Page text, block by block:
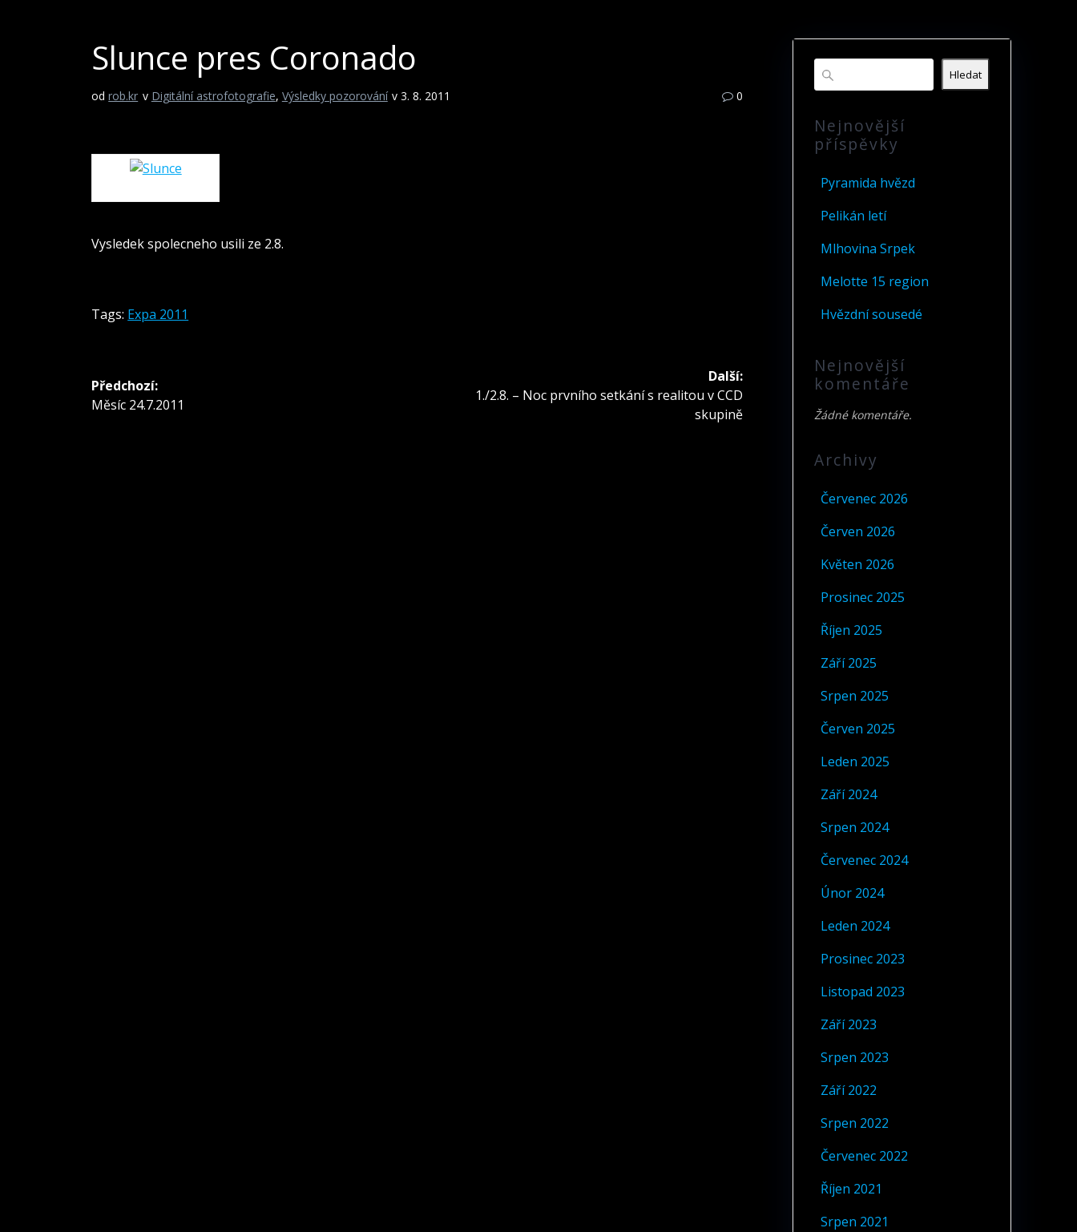
Slunce pres Coronado
odrob.kr v Digitální astrofotografie, Výsledky pozorování v 3. 8. 2011 0
Vysledek spolecneho usili ze 2.8.
Tags: Expa 2011
Navigace
pro
Předchozí:
Předchozí
Měsíc 24.7.2011
Další:
Další
1./2.8. – Noc prvního setkání s realitou v CCD
skupině
Hledat
Nejnovější
příspěvky
Pyramida hvězd
Pelikán letí
Mlhovina Srpek
Melotte 15 region
Hvězdní sousedé
Nejnovější
komentáře
Žádné komentáře.
Archivy
Červenec 2026
Červen 2026
Květen 2026
Prosinec 2025
Říjen 2025
Září 2025
Srpen 2025
Červen 2025
Leden 2025
Září 2024
Srpen 2024
Červenec 2024
Únor 2024
Leden 2024
Prosinec 2023
Listopad 2023
Září 2023
Srpen 2023
Září 2022
Srpen 2022
Červenec 2022
Říjen 2021
Srpen 2021